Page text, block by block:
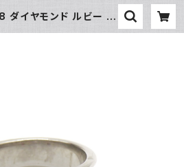
イヤモンド ルビー ク